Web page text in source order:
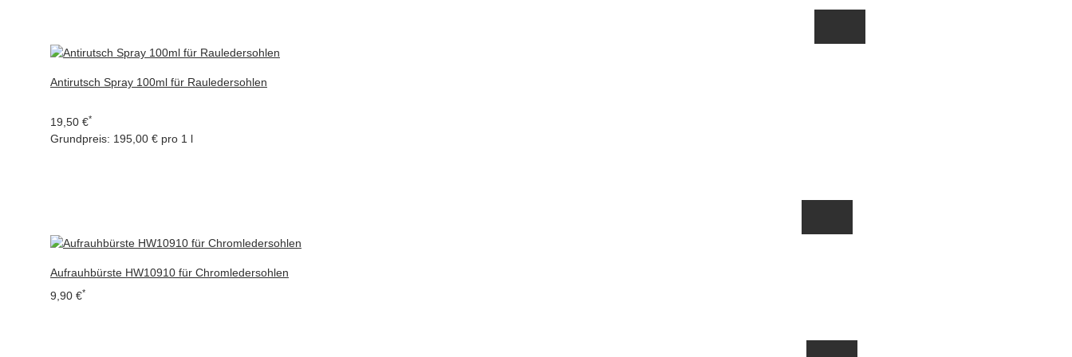
Antirutsch Spray 100ml für Rauledersohlen
19,50 €*
Grundpreis: 195,00 € pro 1 l
Aufrauhbürste HW10910 für Chromledersohlen
9,90 €*